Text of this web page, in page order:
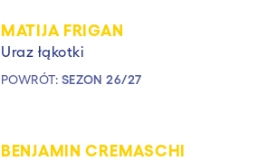
MATIJA FRIGAN
Uraz łąkotki
POWRÓT: SEZON 26/27
BENJAMIN CREMASCHI